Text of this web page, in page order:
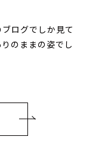
ログでしか見て
のままの姿でし